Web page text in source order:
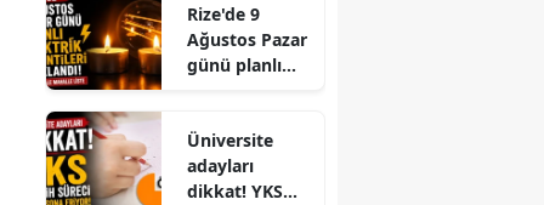
listesi belli
oldu
Rize'de 9
Ağustos Pazar
günü planlı
açıklandı: İşte
mahalle
mahalle liste
Üniversite
adayları
dikkat! YKS